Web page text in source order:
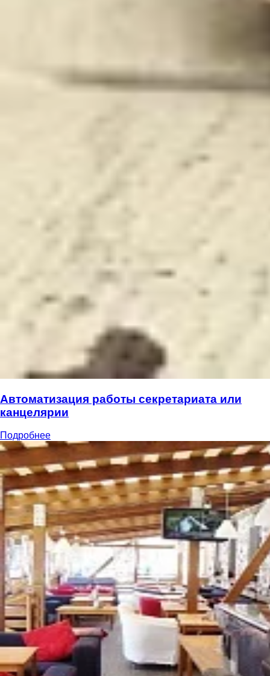
Автоматизация работы секретариата или
канцелярии
Подробнее